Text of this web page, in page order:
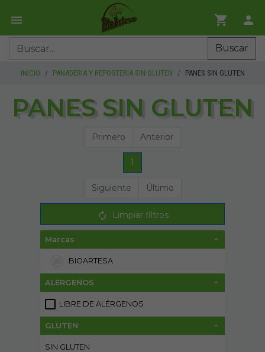
Buscar
INICIO PANADERIA Y REPOSTERIA SIN GLUTEN PANES SIN GLUTEN
PANES SIN GLUTEN
Primero Anterior
1
Siguiente Último
Limpiar filtros
Marcas
BIOARTESA
ALÉRGENOS
LIBRE DE ALÉRGENOS
GLUTEN
SIN GLUTEN